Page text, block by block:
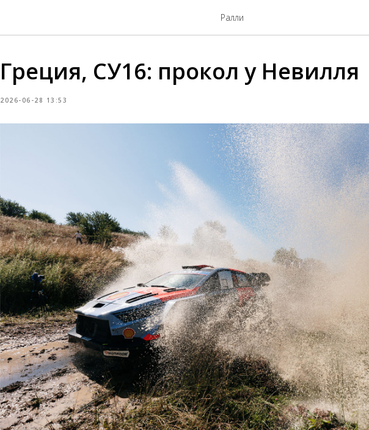
Ралли
Греция, СУ16: прокол у Невилля
2026-06-28 13:53